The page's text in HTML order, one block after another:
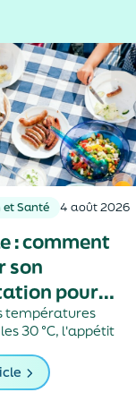
et Santé 4 août 2026
: comment
son
pour
la
températures
30 °C, l'appétit
de l'organisme,
moins d'énergie pour